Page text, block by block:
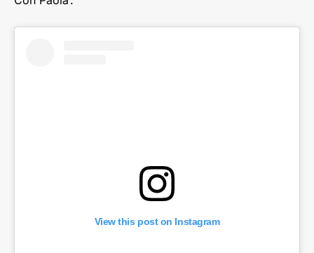
View this post on Instagram